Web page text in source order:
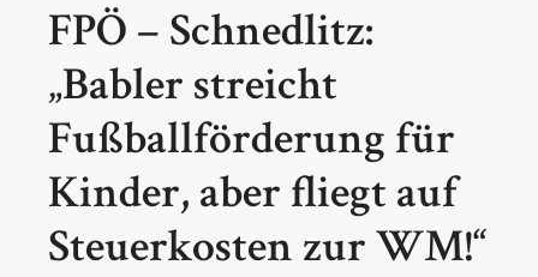
FPÖ – Schnedlitz:
„Babler streicht
Fußballförderung für
Kinder, aber fliegt auf
Steuerkosten zur WM!“